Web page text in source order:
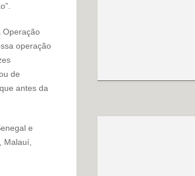
Operação
operação
de
antes da
e
Malauí,